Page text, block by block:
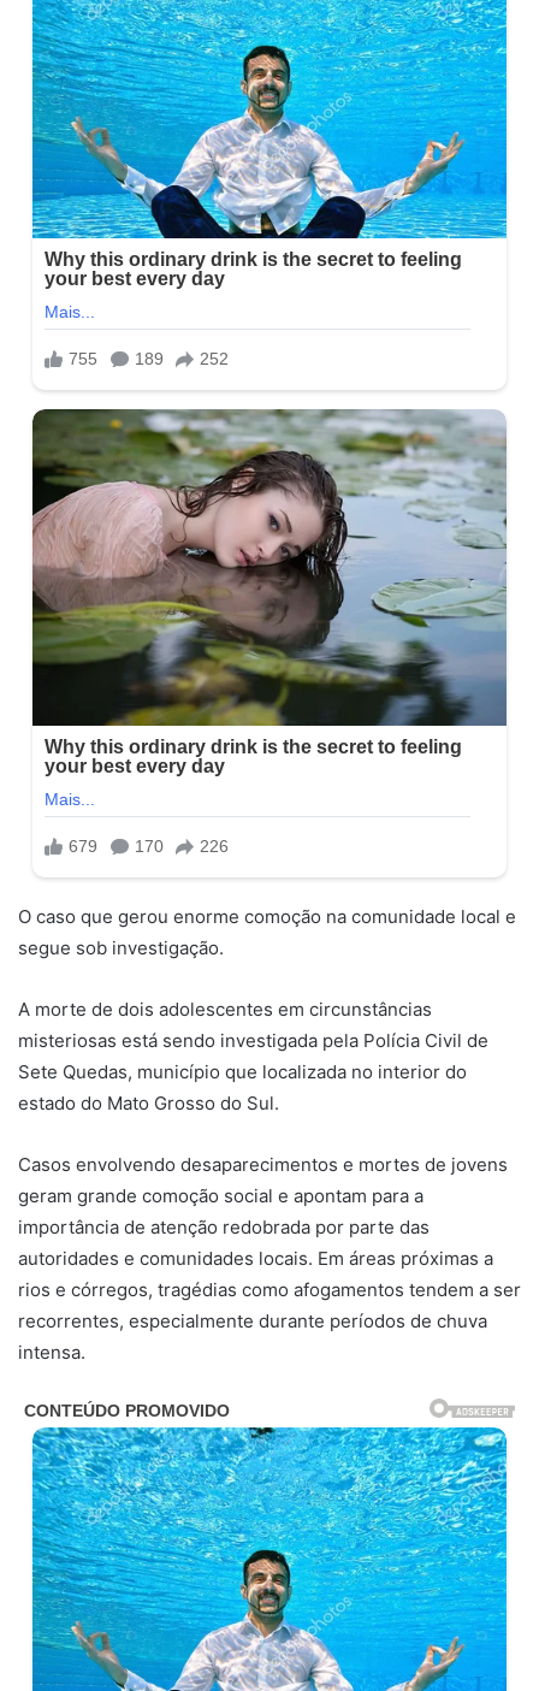
O caso que gerou enorme comoção na comunidade local e
segue sob investigação.
A morte de dois adolescentes em circunstâncias
misteriosas está sendo investigada pela Polícia Civil de
Sete Quedas, município que localizada no interior do
estado do Mato Grosso do Sul.
Casos envolvendo desaparecimentos e mortes de jovens
geram grande comoção social e apontam para a
importância de atenção redobrada por parte das
autoridades e comunidades locais. Em áreas próximas a
rios e córregos, tragédias como afogamentos tendem a ser
recorrentes, especialmente durante períodos de chuva
intensa.